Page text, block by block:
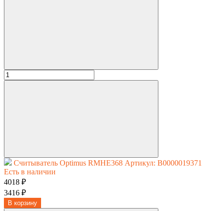
Считыватель Optimus RMHE368 Артикул: В0000019371
Есть в наличии
4018 ₽
3416 ₽
В корзину